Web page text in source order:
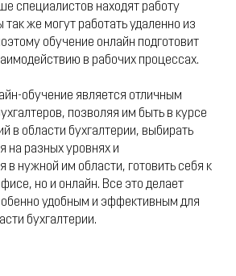
специалистов находят работу
так же могут работать удаленно из
обучение онлайн подготовит
в рабочих процессах.
обучение является отличным
позволяя им быть в курсе
в области бухгалтерии, выбирать
на разных уровнях и
в нужной им области, готовить себя к
но и онлайн. Все это делает
удобным и эффективным для
бухгалтерии.